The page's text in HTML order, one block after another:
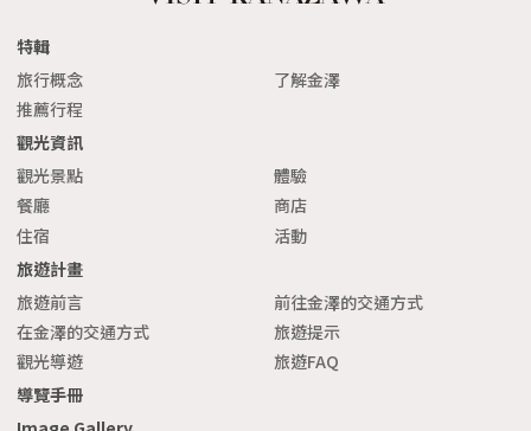
特輯
旅行概念
了解金澤
推薦行程
觀光資訊
觀光景點
體驗
餐廳
商店
住宿
活動
旅遊計畫
旅遊前言
前往金澤的交通方式
在金澤的交通方式
旅遊提示
觀光導遊
旅遊FAQ
導覽手冊